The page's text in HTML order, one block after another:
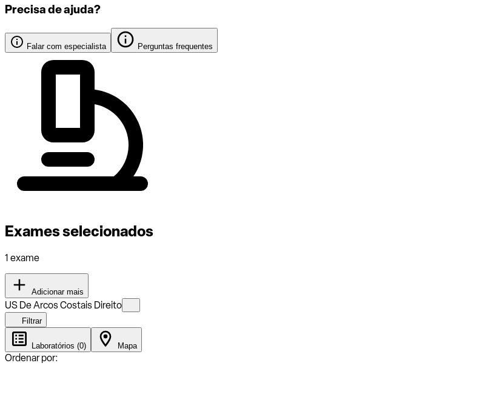
Precisa de ajuda?
Falar com especialista Perguntas frequentes
Exames selecionados
1 exame
Adicionar mais
US De Arcos Costais Direito
Filtrar
Laboratórios (0) Mapa
Ordenar por: